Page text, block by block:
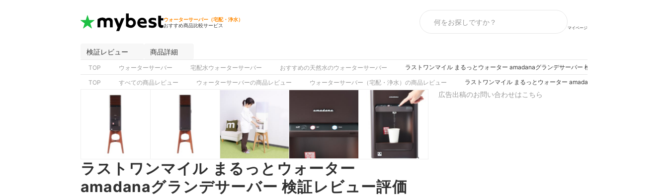
ウォーターサーバー（宅配・浄水）
おすすめ商品比較サービス
マイページ
検証レビュー 商品詳細
TOP ウォーターサーバー 宅配水ウォーターサーバー おすすめの天然水のウォーターサーバー ラストワンマイル まるっとウォーター amadanaグランデサーバー 検証レビュー評価
TOP すべての商品レビュー ウォーターサーバーの商品レビュー ウォーターサーバー（宅配・浄水）の商品レビュー ラストワンマイル まるっとウォーター amadanaグランデサーバー 検証レ
ラストワンマイル まるっとウォーター
amadanaグランデサーバー 検証レビュー評価
広告出稿のお問い合わせはこちら